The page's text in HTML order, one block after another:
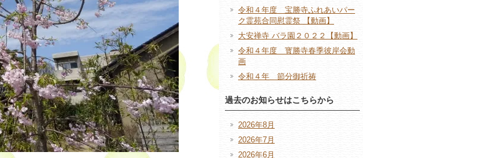
令和４年度 宝勝寺ふれあいパー
ク霊苑合同慰霊祭 【動画】
大安禅寺 バラ園２０２２【動画】
令和４年度 寳勝寺春季彼岸会動
画
令和４年 節分御祈祷
過去のお知らせはこちらから
2026年8月
2026年7月
2026年6月